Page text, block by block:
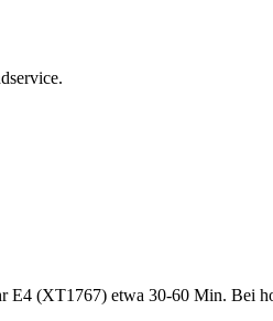
E4 (XT1767) etwa 30-60 Min. Bei